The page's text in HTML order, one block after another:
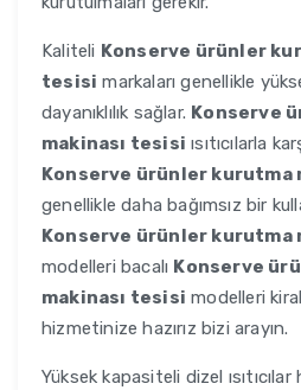
Kaliteli Konserve ürünler
tesisi markaları genellikle
dayanıklılık sağlar. Konserve
makinası tesisi ısıtıcılarla
Konserve ürünler kurutma
genellikle daha bağımsız bir
Konserve ürünler kurutma
modelleri bacalı Konserve
makinası tesisi modelleri
hizmetinize hazırız bizi arayın.
Yüksek kapasiteli dizel ısıtıcılar